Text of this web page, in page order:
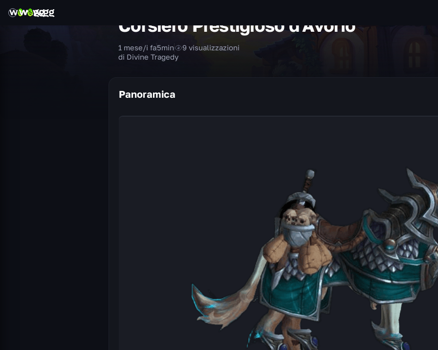
Corsiero Prestigioso d'Avorio
di Divine Tragedy
1 mese/i fa5min 9 visualizzazioni
Panoramica